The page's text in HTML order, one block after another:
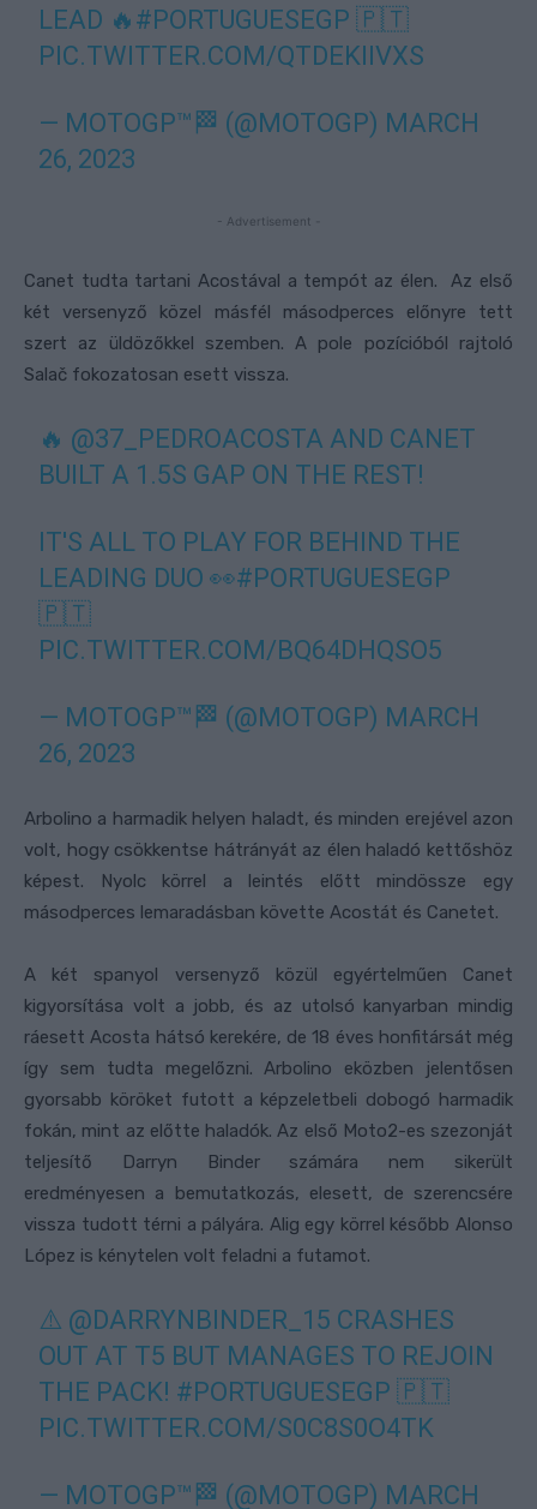
LEAD 🔥 #PORTUGUESEGP 🇵🇹
PIC.TWITTER.COM/QTDEKIIVXS
— MOTOGP™🏁 (@MOTOGP) MARCH
26, 2023
- Advertisement -
Canet tudta tartani Acostával a tempót az élen. Az első
két versenyző közel másfél másodperces előnyre tett
szert az üldözőkkel szemben. A pole pozícióból rajtoló
Salač fokozatosan esett vissza.
🔥 @37_PEDROACOSTA AND CANET
BUILT A 1.5S GAP ON THE REST!
IT'S ALL TO PLAY FOR BEHIND THE
LEADING DUO 👀#PORTUGUESEGP
🇵🇹
PIC.TWITTER.COM/BQ64DHQSO5
— MOTOGP™🏁 (@MOTOGP) MARCH
26, 2023
Arbolino a harmadik helyen haladt, és minden erejével azon
volt, hogy csökkentse hátrányát az élen haladó kettőshöz
képest. Nyolc körrel a leintés előtt mindössze egy
másodperces lemaradásban követte Acostát és Canetet.
A két spanyol versenyző közül egyértelműen Canet
kigyorsítása volt a jobb, és az utolsó kanyarban mindig
ráesett Acosta hátsó kerekére, de 18 éves honfitársát még
így sem tudta megelőzni. Arbolino eközben jelentősen
gyorsabb köröket futott a képzeletbeli dobogó harmadik
fokán, mint az előtte haladók. Az első Moto2-es szezonját
teljesítő Darryn Binder számára nem sikerült
eredményesen a bemutatkozás, elesett, de szerencsére
vissza tudott térni a pályára. Alig egy körrel később Alonso
López is kénytelen volt feladni a futamot.
⚠️ @DARRYNBINDER_15 CRASHES
OUT AT T5 BUT MANAGES TO REJOIN
THE PACK! #PORTUGUESEGP 🇵🇹
PIC.TWITTER.COM/S0C8S0O4TK
— MOTOGP™🏁 (@MOTOGP) MARCH